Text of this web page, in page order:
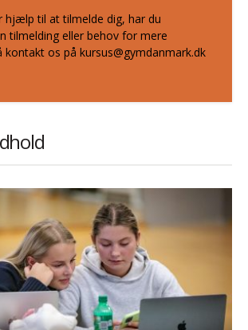
hjælp til at tilmelde dig, har du
tilmelding eller behov for mere
os på kursus@gymdanmark.dk